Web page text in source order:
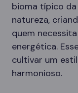
bioma típico
natureza,
quem
energética.
cultivar um
harmonioso.